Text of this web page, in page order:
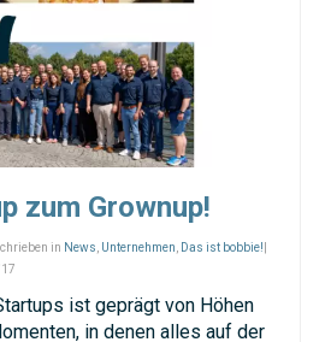
zum Grownup!
in News Unternehmen Das ist bobbie!
ist geprägt von Höhen
in denen alles auf der